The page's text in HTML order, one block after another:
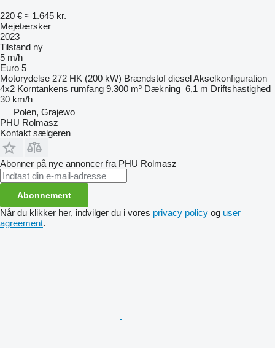
220 € ≈ 1.645 kr.
Mejetærsker
2023
Tilstand ny
5 m/h
Euro 5
Motorydelse 272 HK (200 kW) Brændstof dieselAkselkonfiguration
4x2 Korntankens rumfang 9.300 m³ Dækning 6,1 m Driftshastighed
30 km/h
Polen, Grajewo
PHU Rolmasz
Kontakt sælgeren
Abonner på nye annoncer fra PHU Rolmasz
Abonnement
Når du klikker her, indvilger du i vores privacy policy og user
agreement.